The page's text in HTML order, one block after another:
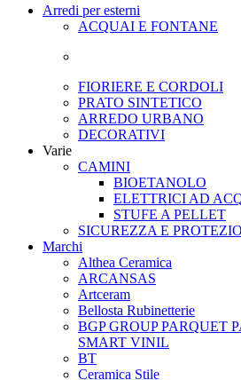
Arredi per esterni
ACQUAI E FONTANE
FIORIERE E CORDOLI
PRATO SINTETICO
ARREDO URBANO
DECORATIVI
Varie
CAMINI
BIOETANOLO
ELETTRICI AD
STUFE A PELLET
SICUREZZA E
Marchi
Althea Ceramica
ARCANSAS
Artceram
Bellosta Rubinetterie
BGP GROUP PARQUET
SMART VINIL
BT
Ceramica Stile